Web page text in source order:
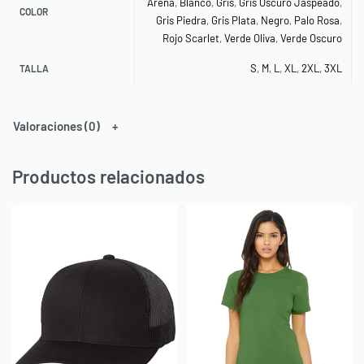
COLOR
Gris Piedra, Gris Plata, Negro, Palo Rosa,
Rojo Scarlet,Verde Oliva,Verde Oscuro
TALLA S, M, L ,XL ,2XL ,3XL
Valoraciones (0)
Productos relacionados